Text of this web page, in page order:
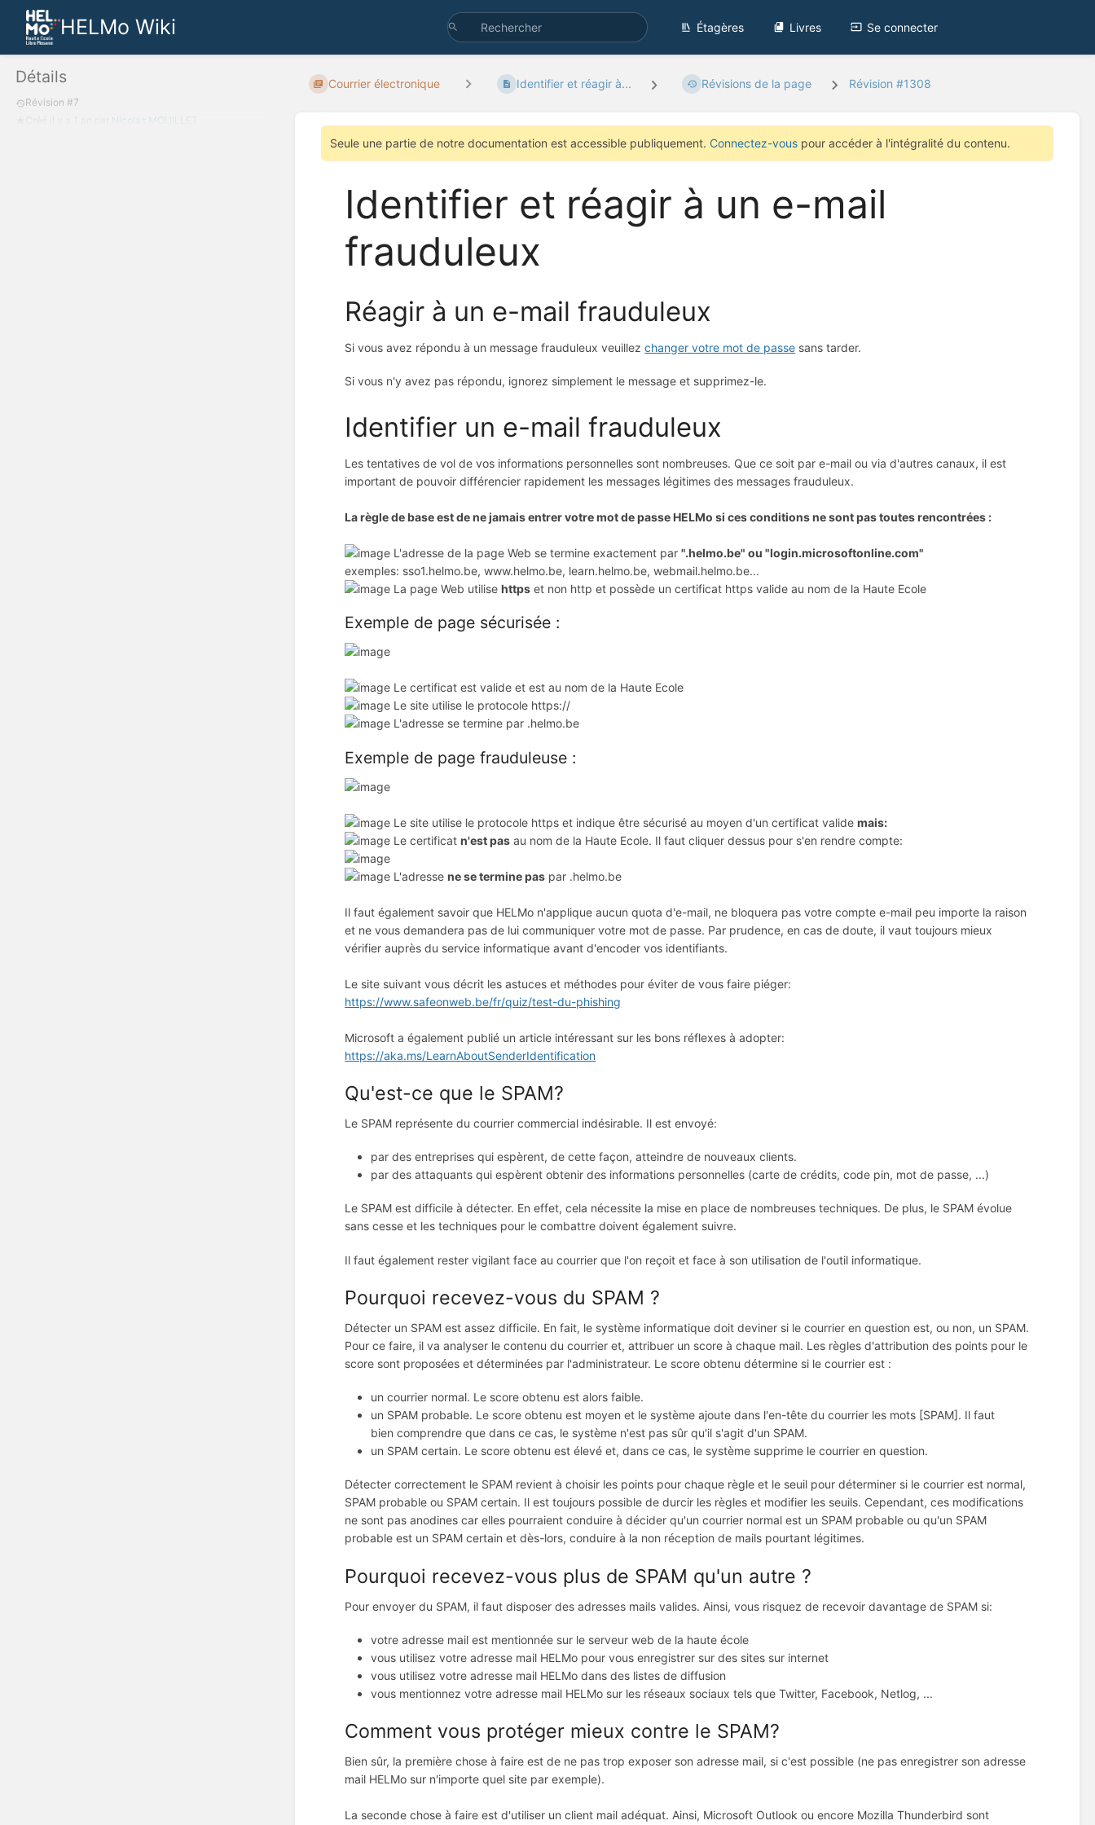
HELMo Wiki Étagères Livres Se connecter
Détails
Révision #7
Nicolas MOUILLET
Courrier électronique Identifier et réagir à... Révisions de la page Révision #1308
Seule une partie de notre documentation est accessible publiquement. Connectez-vouspour accéder à l'intégralité du contenu.
Identifier et réagir à un e-mail
frauduleux
Réagir à un e-mail frauduleux
Si vous avez répondu à un message frauduleux veuillezchanger votre mot de passe sans tarder.
Si vous n'y avez pas répondu, ignorez simplement le message et supprimez-le.
Identifier un e-mail frauduleux
Les tentatives de vol de vos informations personnelles sont nombreuses. Que ce soit par e-mail ou via d'autres canaux, il est
important de pouvoir différencier rapidement les messages légitimes des messages frauduleux.
La règle de base est de ne jamais entrer votre mot de passe HELMo si ces conditions ne sont pas toutes rencontrées :
L'adresse de la page Web se termine exactement par".helmo.be" ou "login.microsoftonline.com"
exemples: sso1.helmo.be, www.helmo.be, learn.helmo.be, webmail.helmo.be...
La page Web utilisehttps et non http et possède un certificat https valide au nom de la Haute Ecole
Exemple de page sécurisée :
Le certificat est valide et est au nom de la Haute Ecole
Le site utilise le protocole https://
L'adresse se termine par .helmo.be
Exemple de page frauduleuse :
Le site utilise le protocole https et indique être sécurisé au moyen d'un certificat validemais:
Le certificatn'est pas au nom de la Haute Ecole. Il faut cliquer dessus pour s'en rendre compte:
L'adressene se termine pas par .helmo.be
Il faut également savoir que HELMo n'applique aucun quota d'e-mail, ne bloquera pas votre compte e-mail peu importe la raison
et ne vous demandera pas de lui communiquer votre mot de passe. Par prudence, en cas de doute, il vaut toujours mieux
vérifier auprès du service informatique avant d'encoder vos identifiants.
Le site suivant vous décrit les astuces et méthodes pour éviter de vous faire piéger:
https://www.safeonweb.be/fr/quiz/test-du-phishing
Microsoft a également publié un article intéressant sur les bons réflexes à adopter:
https://aka.ms/LearnAboutSenderIdentification
Qu'est-ce que le SPAM?
Le SPAM représente du courrier commercial indésirable. Il est envoyé:
par des entreprises qui espèrent, de cette façon, atteindre de nouveaux clients.
par des attaquants qui espèrent obtenir des informations personnelles (carte de crédits, code pin, mot de passe, ...)
Le SPAM est difficile à détecter. En effet, cela nécessite la mise en place de nombreuses techniques. De plus, le SPAM évolue
sans cesse et les techniques pour le combattre doivent également suivre.
Il faut également rester vigilant face au courrier que l'on reçoit et face à son utilisation de l'outil informatique.
Pourquoi recevez-vous du SPAM ?
Détecter un SPAM est assez difficile. En fait, le système informatique doit deviner si le courrier en question est, ou non, un SPAM.
Pour ce faire, il va analyser le contenu du courrier et, attribuer un score à chaque mail. Les règles d'attribution des points pour le
score sont proposées et déterminées par l'administrateur. Le score obtenu détermine si le courrier est :
un courrier normal. Le score obtenu est alors faible.
un SPAM probable. Le score obtenu est moyen et le système ajoute dans l'en-tête du courrier les mots [SPAM]. Il faut
bien comprendre que dans ce cas, le système n'est pas sûr qu'il s'agit d'un SPAM.
un SPAM certain. Le score obtenu est élevé et, dans ce cas, le système supprime le courrier en question.
Détecter correctement le SPAM revient à choisir les points pour chaque règle et le seuil pour déterminer si le courrier est normal,
SPAM probable ou SPAM certain. Il est toujours possible de durcir les règles et modifier les seuils. Cependant, ces modifications
ne sont pas anodines car elles pourraient conduire à décider qu'un courrier normal est un SPAM probable ou qu'un SPAM
probable est un SPAM certain et dès-lors, conduire à la non réception de mails pourtant légitimes.
Pourquoi recevez-vous plus de SPAM qu'un autre ?
Pour envoyer du SPAM, il faut disposer des adresses mails valides. Ainsi, vous risquez de recevoir davantage de SPAM si:
votre adresse mail est mentionnée sur le serveur web de la haute école
vous utilisez votre adresse mail HELMo pour vous enregistrer sur des sites sur internet
vous utilisez votre adresse mail HELMo dans des listes de diffusion
vous mentionnez votre adresse mail HELMo sur les réseaux sociaux tels que Twitter, Facebook, Netlog, ...
Comment vous protéger mieux contre le SPAM?
Bien sûr, la première chose à faire est de ne pas trop exposer son adresse mail, si c'est possible (ne pas enregistrer son adresse
mail HELMo sur n'importe quel site par exemple).
La seconde chose à faire est d'utiliser un client mail adéquat. Ainsi, Microsoft Outlook ou encore Mozilla Thunderbird sont